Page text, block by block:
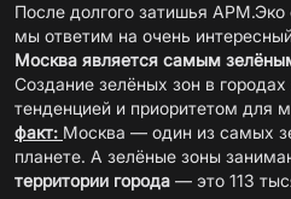
После долгого затишья АРМ.Эко
мы ответим на очень
Москва является самым
Создание зелёных зон в
тенденцией и приоритетом для
факт: Москва — один из самых
планете. А зелёные зоны
территории города — это 113